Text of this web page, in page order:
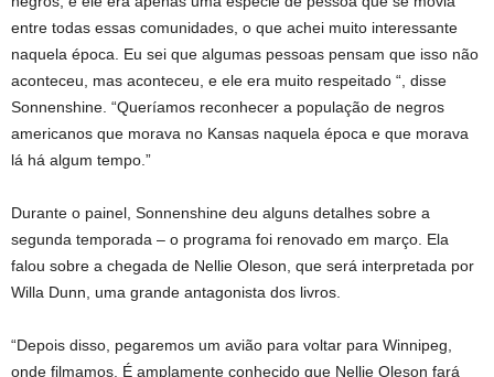
entre todas essas comunidades, o que achei muito interessante
naquela época. Eu sei que algumas pessoas pensam que isso não
aconteceu, mas aconteceu, e ele era muito respeitado “, disse
Sonnenshine. “Queríamos reconhecer a população de negros
americanos que morava no Kansas naquela época e que morava
lá há algum tempo.”
Durante o painel, Sonnenshine deu alguns detalhes sobre a
segunda temporada – o programa foi renovado em março. Ela
falou sobre a chegada de Nellie Oleson, que será interpretada por
Willa Dunn, uma grande antagonista dos livros.
“Depois disso, pegaremos um avião para voltar para Winnipeg,
onde filmamos. É amplamente conhecido que Nellie Oleson fará